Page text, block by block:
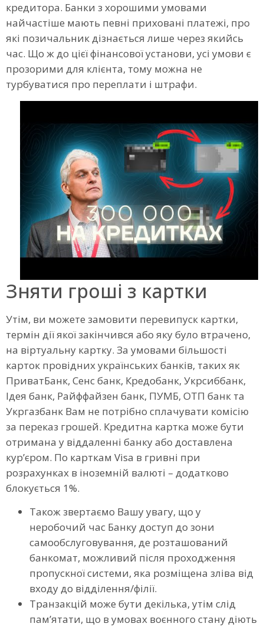
кредитора. Банки з хорошими умовами
найчастіше мають певні приховані платежі, про
які позичальник дізнається лише через якийсь
час. Що ж до цієї фінансової установи, усі умови є
прозорими для клієнта, тому можна не
турбуватися про переплати і штрафи.
Зняти гроші з картки
Утім, ви можете замовити перевипуск картки,
термін дії якої закінчився або яку було втрачено,
на віртуальну картку. За умовами більшості
карток провідних українських банків, таких як
ПриватБанк, Сенс банк, Кредобанк, Укрсиббанк,
Ідея банк, Райффайзен банк, ПУМБ, ОТП банк та
Укргазбанк Вам не потрібно сплачувати комісію
за переказ грошей. Кредитна картка може бути
отримана у віддаленні банку або доставлена
кур’єром. По карткам Visa в гривні при
розрахунках в іноземній валюті – додатково
блокується 1%.
Також звертаємо Вашу увагу, що у
неробочий час Банку доступ до зони
самообслуговування, де розташований
банкомат, можливий після проходження
пропускної системи, яка розміщена зліва від
входу до відділення/філії.
Транзакцій може бути декілька, утім слід
пам’ятати, що в умовах воєнного стану діють